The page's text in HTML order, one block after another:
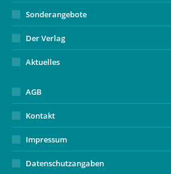
Sonderangebote
Der Verlag
Aktuelles
AGB
Kontakt
Impressum
Datenschutzangaben